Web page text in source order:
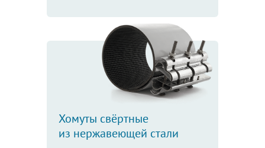
Хомуты свёртные
из нержавеющей стали